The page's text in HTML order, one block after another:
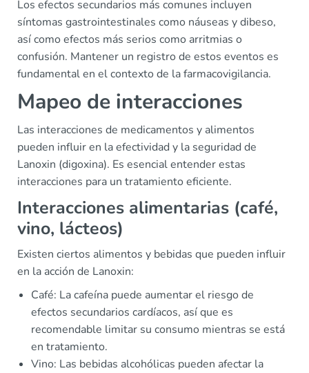
Los efectos secundarios más comunes incluyen
síntomas gastrointestinales como náuseas y dibeso,
así como efectos más serios como arritmias o
confusión. Mantener un registro de estos eventos es
fundamental en el contexto de la farmacovigilancia.
Mapeo de interacciones
Las interacciones de medicamentos y alimentos
pueden influir en la efectividad y la seguridad de
Lanoxin (digoxina). Es esencial entender estas
interacciones para un tratamiento eficiente.
Interacciones alimentarias (café,
vino, lácteos)
Existen ciertos alimentos y bebidas que pueden influir
en la acción de Lanoxin:
Café: La cafeína puede aumentar el riesgo de
efectos secundarios cardíacos, así que es
recomendable limitar su consumo mientras se está
en tratamiento.
Vino: Las bebidas alcohólicas pueden afectar la